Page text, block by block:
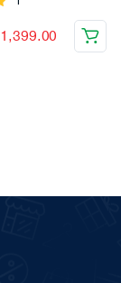
1,399.00